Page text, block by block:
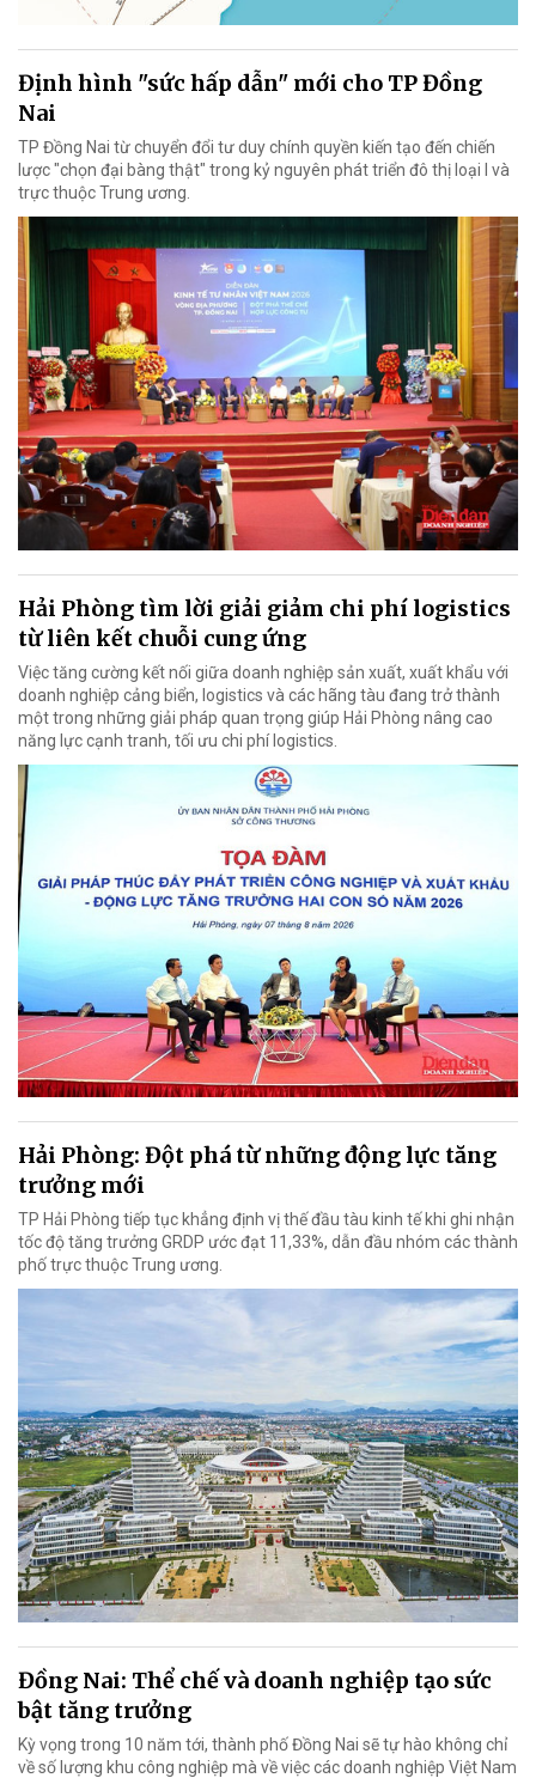
Định hình "sức hấp dẫn" mới cho TP Đồng
Nai
TP Đồng Nai từ chuyển đổi tư duy chính quyền kiến tạo đến chiến
lược "chọn đại bàng thật" trong kỷ nguyên phát triển đô thị loại I và
trực thuộc Trung ương.
Hải Phòng tìm lời giải giảm chi phí logistics
từ liên kết chuỗi cung ứng
Việc tăng cường kết nối giữa doanh nghiệp sản xuất, xuất khẩu với
doanh nghiệp cảng biển, logistics và các hãng tàu đang trở thành
một trong những giải pháp quan trọng giúp Hải Phòng nâng cao
năng lực cạnh tranh, tối ưu chi phí logistics.
Hải Phòng: Đột phá từ những động lực tăng
trưởng mới
TP Hải Phòng tiếp tục khẳng định vị thế đầu tàu kinh tế khi ghi nhận
tốc độ tăng trưởng GRDP ước đạt 11,33%, dẫn đầu nhóm các thành
phố trực thuộc Trung ương.
Đồng Nai: Thể chế và doanh nghiệp tạo sức
bật tăng trưởng
Kỳ vọng trong 10 năm tới, thành phố Đồng Nai sẽ tự hào không chỉ
về số lượng khu công nghiệp mà về việc các doanh nghiệp Việt Nam